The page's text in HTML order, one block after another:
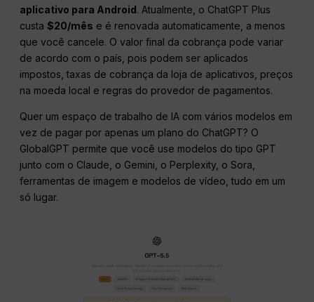
aplicativo para Android. Atualmente, o ChatGPT Plus
custa$20/mês e é renovada automaticamente, a menos
que você cancele. O valor final da cobrança pode variar
de acordo com o país, pois podem ser aplicados
impostos, taxas de cobrança da loja de aplicativos, preços
na moeda local e regras do provedor de pagamentos.
Quer um espaço de trabalho de IA com vários modelos em
vez de pagar por apenas um plano do ChatGPT? O
GlobalGPT permite que você use modelos do tipo GPT
junto com o Claude, o Gemini, o Perplexity, o Sora,
ferramentas de imagem e modelos de vídeo, tudo em um
só lugar.